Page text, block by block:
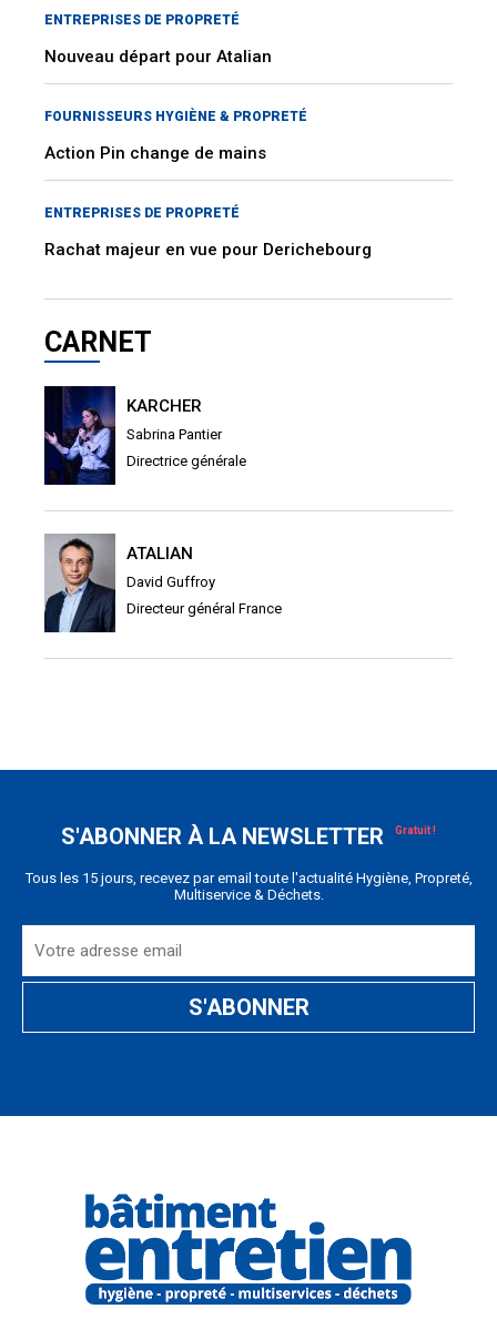
ENTREPRISES DE PROPRETÉ
Nouveau départ pour Atalian
FOURNISSEURS HYGIÈNE & PROPRETÉ
Action Pin change de mains
ENTREPRISES DE PROPRETÉ
Rachat majeur en vue pour Derichebourg
CARNET
KARCHER
Sabrina Pantier
Directrice générale
ATALIAN
David Guffroy
Directeur général France
S'ABONNER À LA NEWSLETTER
Tous les 15 jours, recevez par email toute l'actualité Hygiène, Propreté,
Multiservice & Déchets.